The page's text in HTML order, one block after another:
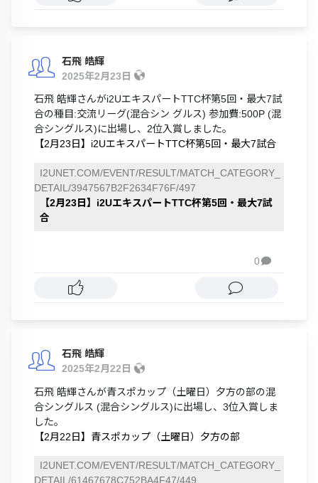
石飛 皓輝
2025年2月23日
石飛 皓輝さんがi2UエキスパートTTC杯第5回・最大7試
合の種目:交流リーグ(混合シン グルス) 参加費:500P (混
合シングルス)に出場し、2位入賞しました。
【2月23日】i2UエキスパートTTC杯第5回・最大7試合
I2UNET.COM/EVENT/RESULT/MATCH_CATEGORY_
DETAIL/3947567B2F2634F76F/497
【2月23日】i2UエキスパートTTC杯第5回・最大7試
合
0
石飛 皓輝
2025年2月22日
石飛 皓輝さんが青スポカップ（土曜日）夕方の部の混
合シングルス (混合シングルス)に出場し、3位入賞しま
した。
【2月22日】青スポカップ（土曜日）夕方の部
I2UNET.COM/EVENT/RESULT/MATCH_CATEGORY_
DETAIL/61467678C752BA4F47/449